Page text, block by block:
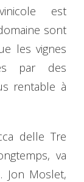
est
sont
les vignes
par des
rentable à
delle Tre
va
Jon Moslet,